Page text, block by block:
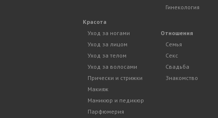
Красота
Уход за ногами
Уход за лицом
Уход за телом
Уход за волосами
Прически и стрижки
Макияж
Маникюр и педикюр
Парфюмерия
Гинекология
Отношения
Семья
Секс
Свадьба
Знакомство